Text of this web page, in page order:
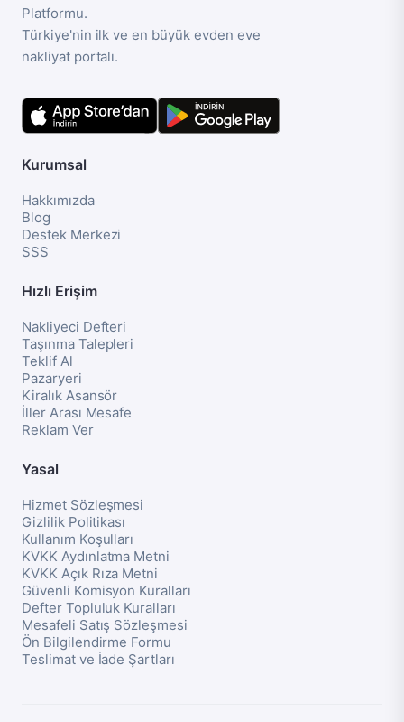
Platformu.
Türkiye'nin ilk ve en büyük evden eve
nakliyat portalı.
Kurumsal
Hakkımızda
Blog
Destek Merkezi
SSS
Hızlı Erişim
Nakliyeci Defteri
Taşınma Talepleri
Teklif Al
Pazaryeri
Kiralık Asansör
İller Arası Mesafe
Reklam Ver
Yasal
Hizmet Sözleşmesi
Gizlilik Politikası
Kullanım Koşulları
KVKK Aydınlatma Metni
KVKK Açık Rıza Metni
Güvenli Komisyon Kuralları
Defter Topluluk Kuralları
Mesafeli Satış Sözleşmesi
Ön Bilgilendirme Formu
Teslimat ve İade Şartları